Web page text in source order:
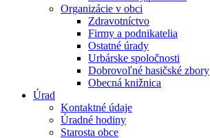
Organizácie v obci
Zdravotníctvo
Firmy a podnikatelia
Ostatné úrady
Urbárske spoločnosti
Dobrovoľné hasičské zbory
Obecná knižnica
Úrad
Kontaktné údaje
Úradné hodiny
Starosta obce